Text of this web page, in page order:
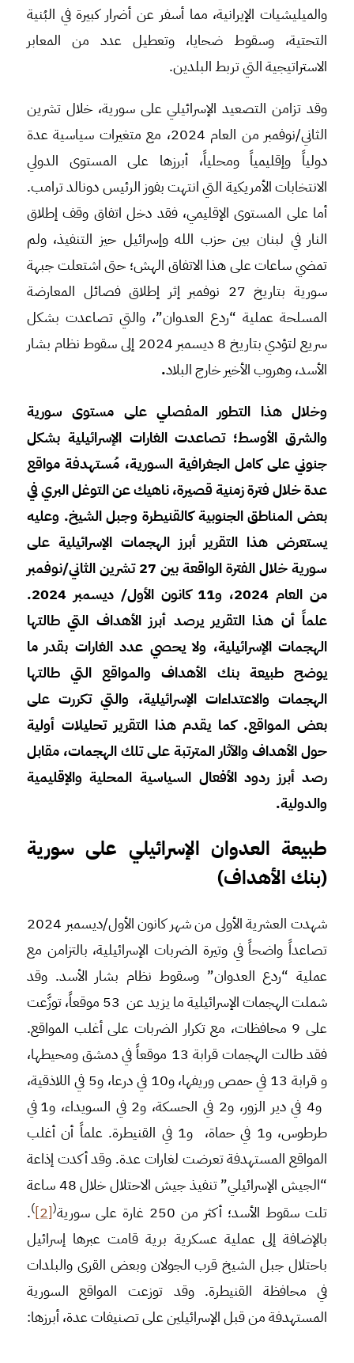
والميليشيات الإيرانية، مما أسفر عن أضرار كبيرة في البُنية
التحتية، وسقوط ضحايا، وتعطيل عدد من المعابر
الاستراتيجية التي تربط البلدين.
وقد تزامن التصعيد الإسرائيلي على سورية، خلال تشرين
الثاني/نوفمبر من العام 2024، مع متغيرات سياسية عدة
دولياً وإقليمياً ومحلياً، أبرزها على المستوى الدولي
الانتخابات الأمريكية التي انتهت بفوز الرئيس دونالد ترامب.
أما على المستوى الإقليمي، فقد دخل اتفاق وقف إطلاق
النار في لبنان بين حزب الله وإسرائيل حيز التنفيذ، ولم
تمضي ساعات على هذا الاتفاق الهش؛ حتى اشتعلت جبهة
سورية بتاريخ 27 نوفمبر إثر إطلاق فصائل المعارضة
المسلحة عملية “ردع العدوان”، والتي تصاعدت بشكل
سريع لتؤدي بتاريخ 8 ديسمبر 2024 إلى سقوط نظام بشار
الأسد، وهروب الأخير خارج البلاد.
وخلال هذا التطور المفصلي على مستوى سورية
والشرق الأوسط؛ تصاعدت الغارات الإسرائيلية بشكل
جنوني على كامل الجغرافية السورية، مُستهدفة مواقع
عدة خلال فترة زمنية قصيرة، ناهيك عن التوغل البري في
بعض المناطق الجنوبية كالقنيطرة وجبل الشيخ. وعليه
يستعرض هذا التقرير أبرز الهجمات الإسرائيلية على
سورية خلال الفترة الواقعة بين 27 تشرين الثاني/نوفمبر
من العام 2024، و11 كانون الأول/ ديسمبر 2024.
علماً أن هذا التقرير يرصد أبرز الأهداف التي طالتها
الهجمات الإسرائيلية، ولا يحصي عدد الغارات بقدر ما
يوضح طبيعة بنك الأهداف والمواقع التي طالتها
الهجمات والاعتداءات الإسرائيلية، والتي تكررت على
بعض المواقع. كما يقدم هذا التقرير تحليلات أولية
حول الأهداف والآثار المترتبة على تلك الهجمات، مقابل
رصد أبرز ردود الأفعال السياسية المحلية والإقليمية
والدولية.
طبيعة العدوان الإسرائيلي على سورية
(بنك الأهداف)
شهدت العشرية الأولى من شهر كانون الأول/ديسمبر 2024
تصاعداً واضحاً في وتيرة الضربات الإسرائيلية، بالتزامن مع
عملية “ردع العدوان” وسقوط نظام بشار الأسد. وقد
شملت الهجمات الإسرائيلية ما يزيد عن 53 موقعاً، توزَّعت
على 9 محافظات، مع تكرار الضربات على أغلب المواقع.
فقد طالت الهجمات قرابة 13 موقعاً في دمشق ومحيطها،
و قرابة 13 في حمص وريفها، و10 في درعا، و5 في اللاذقية،
و4 في دير الزور، و2 في الحسكة، و2 في السويداء، و1 في
طرطوس، و1 في حماة، و1 في القنيطرة. علماً أن أغلب
المواقع المستهدفة تعرضت لغارات عدة. وقد أكدت إذاعة
“الجيش الإسرائيلي” تنفيذ جيش الاحتلال خلال 48 ساعة
تلت سقوط الأسد؛ أكثر من 250 غارة على سورية
(
[2]
)
.
بالإضافة إلى عملية عسكرية برية قامت عبرها إسرائيل
باحتلال جبل الشيخ قرب الجولان وبعض القرى والبلدات
في محافظة القنيطرة. وقد توزعت المواقع السورية
المستهدفة من قبل الإسرائيلين على تصنيفات عدة، أبرزها: